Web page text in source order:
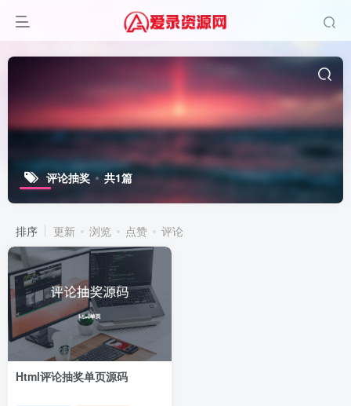
评论抽奖 共1篇
排序 更新 浏览 点赞 评论
Html评论抽奖单页源码